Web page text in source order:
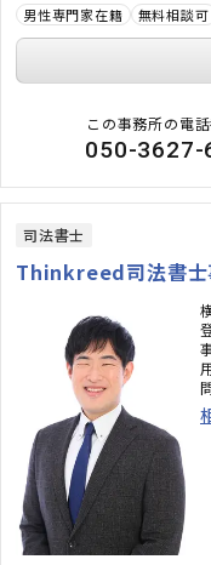
男性専門家在籍 無料相談可
この事務所の電
050-3627-
司法書士
Thinkreed司法書士